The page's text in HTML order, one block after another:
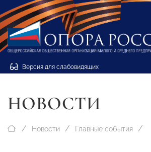
Версия для слабовидящих
НОВОСТИ
Новости Главные события